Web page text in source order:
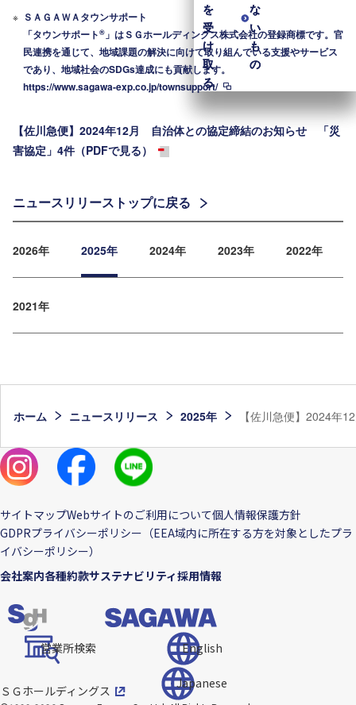
を
受
け
取
る
な
い
も
の
を
受
け
取
る
な
い
も
の
※ ＳＡＧＡＷＡタウンサポート
「タウンサポート® 」はＳＧホールディングス株式会社の登録商標です。官
民連携を通じて、地域課題の解決に向けて取り組んでいる支援やサービス
であり、地域社会のSDGs達成にも貢献します。
https://www.sagawa-exp.co.jp/townsupport/
【佐川急便】2024年12月 自治体との協定締結のお知らせ 「災
害協定」4件（PDFで見る）
ニュースリリーストップに戻る
2026年 2025年 2024年 2023年 2022年
2021年
ホーム ニュースリリース 2025年 【佐川急便】2024
サイトマップWebサイトのご利用について個人情報保護方針
GDPRプライバシーポリシー（EEA域内に所在する方を対象としたプラ
イバシーポリシー）
会社案内各種約款サステナビリティ採用情報
営業所検索 English
Japanese
ＳＧホールディングス